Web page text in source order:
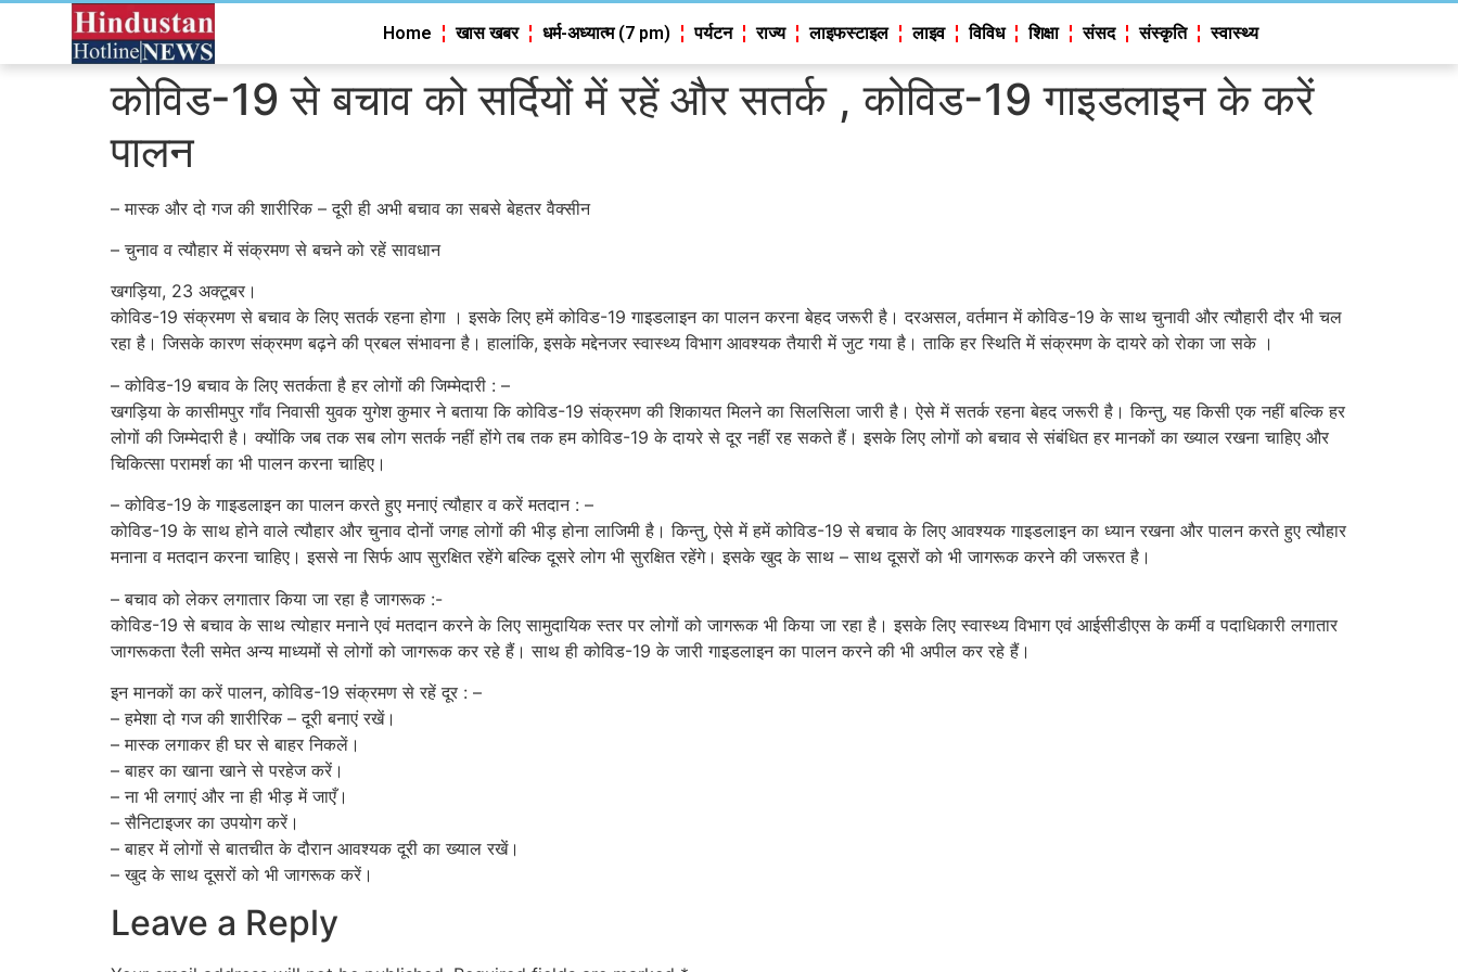
Home खास खबर धर्म-अध्यात्म (7 pm) पर्यटन राज्य लाइफस्टाइल लाइव विविध शिक्षा संसद संस्कृति स्वास्थ्य
कोविड-19 से बचाव को सर्दियों में रहें और सतर्क , कोविड-19 गाइडलाइन के करें
पालन
– मास्क और दो गज की शारीरिक – दूरी ही अभी बचाव का सबसे बेहतर वैक्सीन
– चुनाव व त्यौहार में संक्रमण से बचने को रहें सावधान
खगड़िया, 23 अक्टूबर।
कोविड-19 संक्रमण से बचाव के लिए सतर्क रहना होगा । इसके लिए हमें कोविड-19 गाइडलाइन का पालन करना बेहद जरूरी है। दरअसल, वर्तमान में कोविड-19 के साथ चुनावी और त्यौहारी दौर भी चल
रहा है। जिसके कारण संक्रमण बढ़ने की प्रबल संभावना है। हालांकि, इसके मद्देनजर स्वास्थ्य विभाग आवश्यक तैयारी में जुट गया है। ताकि हर स्थिति में संक्रमण के दायरे को रोका जा सके ।
– कोविड-19 बचाव के लिए सतर्कता है हर लोगों की जिम्मेदारी : –
खगड़िया के कासीमपुर गाँव निवासी युवक युगेश कुमार ने बताया कि कोविड-19 संक्रमण की शिकायत मिलने का सिलसिला जारी है। ऐसे में सतर्क रहना बेहद जरूरी है। किन्तु, यह किसी एक नहीं बल्कि हर
लोगों की जिम्मेदारी है। क्योंकि जब तक सब लोग सतर्क नहीं होंगे तब तक हम कोविड-19 के दायरे से दूर नहीं रह सकते हैं। इसके लिए लोगों को बचाव से संबंधित हर मानकों का ख्याल रखना चाहिए और
चिकित्सा परामर्श का भी पालन करना चाहिए।
– कोविड-19 के गाइडलाइन का पालन करते हुए मनाएं त्यौहार व करें मतदान : –
कोविड-19 के साथ होने वाले त्यौहार और चुनाव दोनों जगह लोगों की भीड़ होना लाजिमी है। किन्तु, ऐसे में हमें कोविड-19 से बचाव के लिए आवश्यक गाइडलाइन का ध्यान रखना और पालन करते हुए त्यौहार
मनाना व मतदान करना चाहिए। इससे ना सिर्फ आप सुरक्षित रहेंगे बल्कि दूसरे लोग भी सुरक्षित रहेंगे। इसके खुद के साथ – साथ दूसरों को भी जागरूक करने की जरूरत है।
– बचाव को लेकर लगातार किया जा रहा है जागरूक :-
कोविड-19 से बचाव के साथ त्योहार मनाने एवं मतदान करने के लिए सामुदायिक स्तर पर लोगों को जागरूक भी किया जा रहा है। इसके लिए स्वास्थ्य विभाग एवं आईसीडीएस के कर्मी व पदाधिकारी लगातार
जागरूकता रैली समेत अन्य माध्यमों से लोगों को जागरूक कर रहे हैं। साथ ही कोविड-19 के जारी गाइडलाइन का पालन करने की भी अपील कर रहे हैं।
इन मानकों का करें पालन, कोविड-19 संक्रमण से रहें दूर : –
– हमेशा दो गज की शारीरिक – दूरी बनाएं रखें।
– मास्क लगाकर ही घर से बाहर निकलें।
– बाहर का खाना खाने से परहेज करें।
– ना भी लगाएं और ना ही भीड़ में जाएँ।
– सैनिटाइजर का उपयोग करें।
– बाहर में लोगों से बातचीत के दौरान आवश्यक दूरी का ख्याल रखें।
– खुद के साथ दूसरों को भी जागरूक करें।
Leave a Reply